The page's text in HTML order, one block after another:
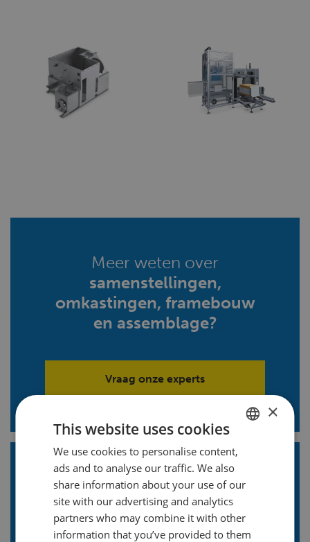
Meer weten over
samenstellingen,
omkastingen, framebouw
en assemblage?
Vraag onze experts
Blijf op de hoogte!Volg ons
en ontvang onze LinkedIn
nieuwsbrief
DUTCH
ENGLISH
FRENCH
GERMAN
×
This website uses cookies
We use cookies to personalise content,
ads and to analyse our traffic. We also
share information about your use of our
site with our advertising and analytics
partners who may combine it with other
information that you’ve provided to them